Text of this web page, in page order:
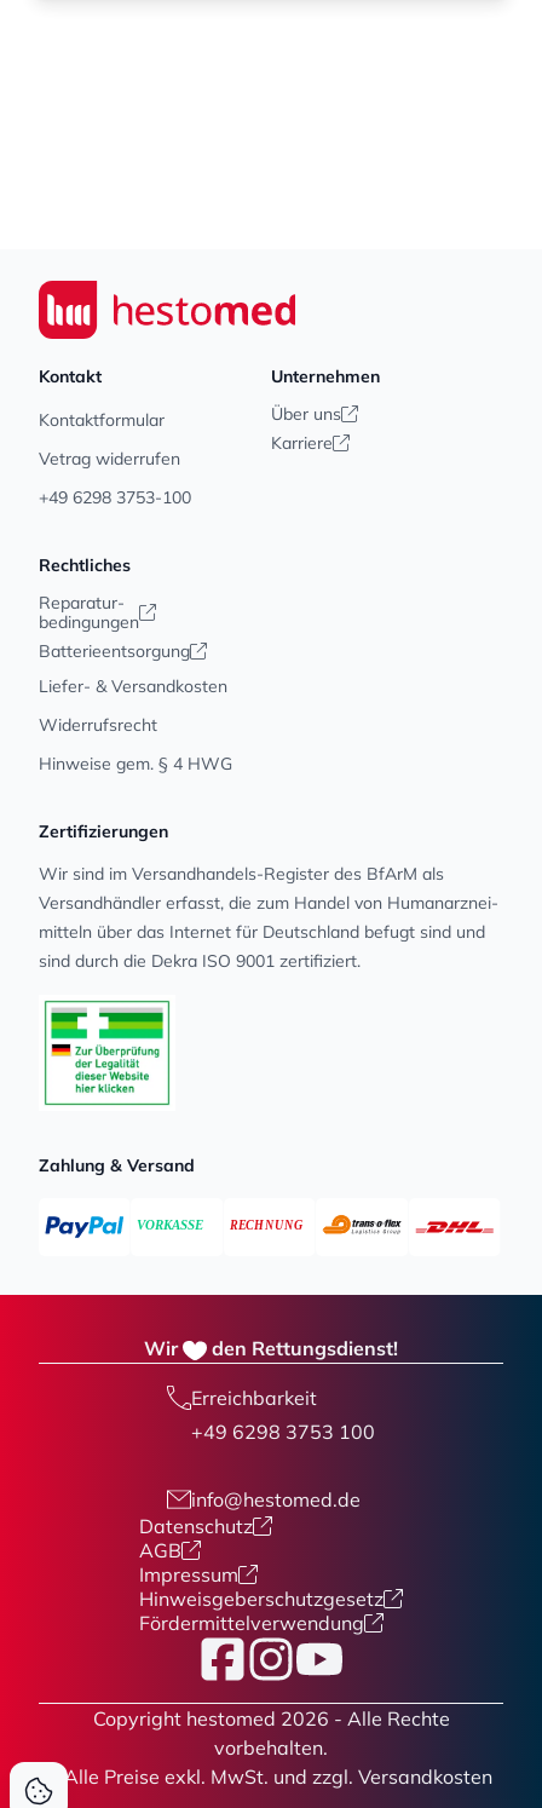
Seiwert GmbH
Kontakt
Kontaktformular
Vetrag widerrufen
+49 6298 3753-100
Unternehmen
Über uns
Karriere
Rechtliches
Reparatur-
bedingungen
Batterieentsorgung
Liefer- & Versandkosten
Widerrufsrecht
Hinweise gem. § 4 HWG
Zertifizierungen
Wir sind im Versandhandels-Register des BfArM als
Versandhändler erfasst, die zum Handel von Human­arz­nei­
mit­teln über das Internet für Deutschland befugt sind und
sind durch die Dekra ISO 9001 zertifiziert.
Zahlung & Versand
Wir den Rettungsdienst!
Erreichbarkeit
+49 6298 3753 100
info@hestomed.de
Datenschutz
AGB
Impressum
Hinweisgeberschutzgesetz
Fördermittelverwendung
FacebookInstagram
YouTube
Copyright hestomed 2026 - Alle Rechte
vorbehalten.
* Alle Preise exkl. MwSt. und zzgl. Versandkosten